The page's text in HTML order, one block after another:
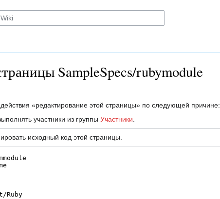
SampleSpecs/rubymodule
«редактирование этой страницы» по следующей причине:
участники из группы Участники
исходный код этой страницы.